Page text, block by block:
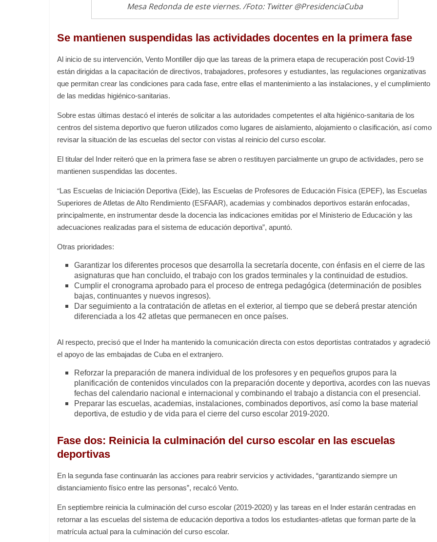
Mesa Redonda de este viernes. /Foto: Twitter @PresidenciaCuba
Se mantienen suspendidas las actividades docentes en la primera fase
Al inicio de su intervención, Vento Montiller dijo que las tareas de la primera etapa de recuperación post Covid-19
están dirigidas a la capacitación de directivos, trabajadores, profesores y estudiantes, las regulaciones organizativas
que permitan crear las condiciones para cada fase, entre ellas el mantenimiento a las instalaciones, y el cumplimiento
de las medidas higiénico-sanitarias.
Sobre estas últimas destacó el interés de solicitar a las autoridades competentes el alta higiénico-sanitaria de los
centros del sistema deportivo que fueron utilizados como lugares de aislamiento, alojamiento o clasificación, así como
revisar la situación de las escuelas del sector con vistas al reinicio del curso escolar.
El titular del Inder reiteró que en la primera fase se abren o restituyen parcialmente un grupo de actividades, pero se
mantienen suspendidas las docentes.
“Las Escuelas de Iniciación Deportiva (Eide), las Escuelas de Profesores de Educación Física (EPEF), las Escuelas
Superiores de Atletas de Alto Rendimiento (ESFAAR), academias y combinados deportivos estarán enfocadas,
principalmente, en instrumentar desde la docencia las indicaciones emitidas por el Ministerio de Educación y las
adecuaciones realizadas para el sistema de educación deportiva”, apuntó.
Otras prioridades:
Garantizar los diferentes procesos que desarrolla la secretaría docente, con énfasis en el cierre de las
asignaturas que han concluido, el trabajo con los grados terminales y la continuidad de estudios.
Cumplir el cronograma aprobado para el proceso de entrega pedagógica (determinación de posibles
bajas, continuantes y nuevos ingresos).
Dar seguimiento a la contratación de atletas en el exterior, al tiempo que se deberá prestar atención
diferenciada a los 42 atletas que permanecen en once países.
Al respecto, precisó que el Inder ha mantenido la comunicación directa con estos deportistas contratados y agradeció
el apoyo de las embajadas de Cuba en el extranjero.
Reforzar la preparación de manera individual de los profesores y en pequeños grupos para la
planificación de contenidos vinculados con la preparación docente y deportiva, acordes con las nuevas
fechas del calendario nacional e internacional y combinando el trabajo a distancia con el presencial.
Preparar las escuelas, academias, instalaciones, combinados deportivos, así como la base material
deportiva, de estudio y de vida para el cierre del curso escolar 2019-2020.
Fase dos: Reinicia la culminación del curso escolar en las escuelas
deportivas
En la segunda fase continuarán las acciones para reabrir servicios y actividades, “garantizando siempre un
distanciamiento físico entre las personas”, recalcó Vento.
En septiembre reinicia la culminación del curso escolar (2019-2020) y las tareas en el Inder estarán centradas en
retornar a las escuelas del sistema de educación deportiva a todos los estudiantes-atletas que forman parte de la
matrícula actual para la culminación del curso escolar.
Un vergel en las nieblas de
la nostalgia
12 octubre, 2024 Francisco G. Navarro 0
La efímera Torre del
Villuendas
3
Responso por el alma
atormentada de Denís
0